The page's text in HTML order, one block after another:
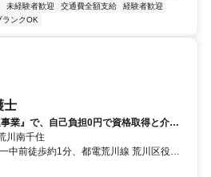
未経験者歓迎 交通費全額支給
経験者歓迎
ランクOK
士
業』で、自己負担0円で資格取得と介護
川南千住
中前徒歩約1分、都電荒川線 荒川区役所
ノ輪橋徒歩約4分 都電荒川線「荒川一中